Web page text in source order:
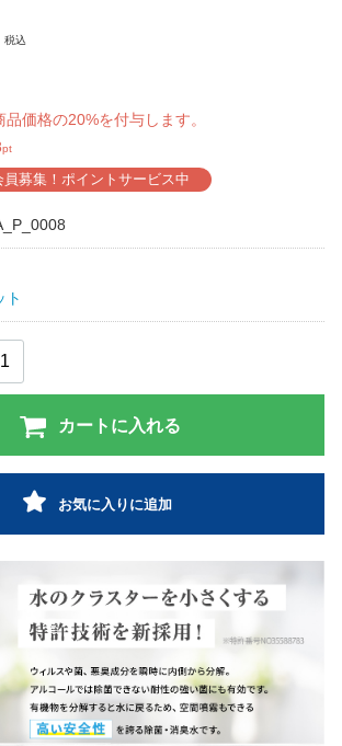
税込
価格の20%を付与します。
pt
員募集！ポイントサービス中
ト
カートに入れる
お気に入りに追加